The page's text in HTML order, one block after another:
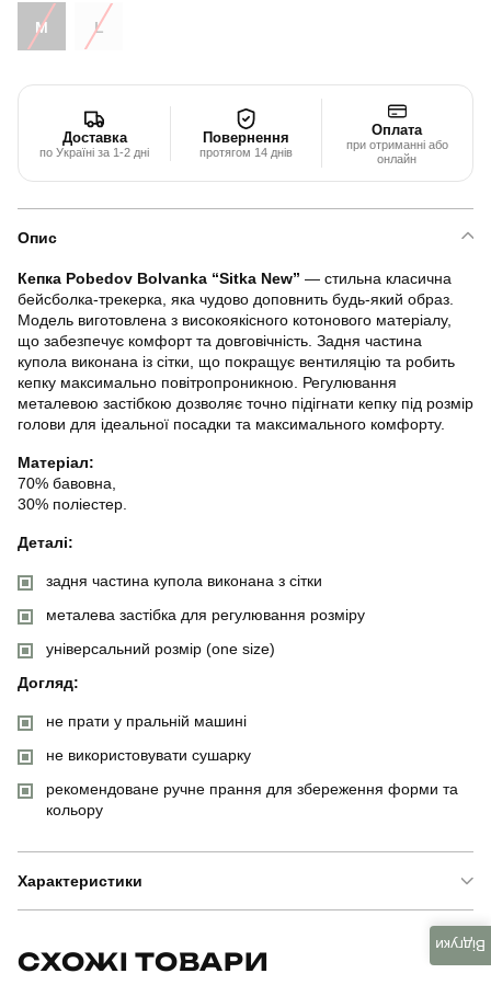
M L
Доставка
по Україні за 1-2 дні
Повернення
протягом 14 днів
Оплата
при отриманні або
онлайн
Опис
Кепка Pobedov Bolvanka “Sitka New” — стильна класична
бейсболка-трекерка, яка чудово доповнить будь-який образ.
Модель виготовлена з високоякісного котонового матеріалу,
що забезпечує комфорт та довговічність. Задня частина
купола виконана із сітки, що покращує вентиляцію та робить
кепку максимально повітропроникною. Регулювання
металевою застібкою дозволяє точно підігнати кепку під розмір
голови для ідеальної посадки та максимального комфорту.
Матеріал:
70% бавовна,
30% поліестер.
Деталі:
задня частина купола виконана з сітки
металева застібка для регулювання розміру
універсальний розмір (one size)
Догляд:
не прати у пральній машині
не використовувати сушарку
рекомендоване ручне прання для збереження форми та
кольору
Характеристики
pobedov
СХОЖІ ТОВАРИ
Відгуки